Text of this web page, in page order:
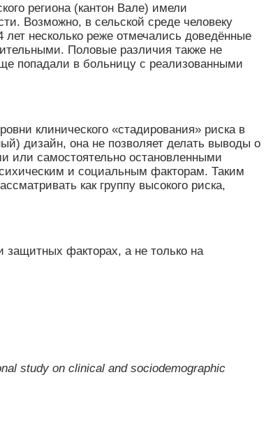
региона (кантон Вале) имели
Возможно, в сельской среде человеку
несколько реже отмечались доведённые
Половые различия также не
попадали в больницу с реализованными
клинического «стадирования» риска в
дизайн, она не позволяет делать выводы о
или самостоятельно остановленными
и социальным факторам. Таким
как группу высокого риска,
факторах, а не только на
study on clinical and sociodemographic